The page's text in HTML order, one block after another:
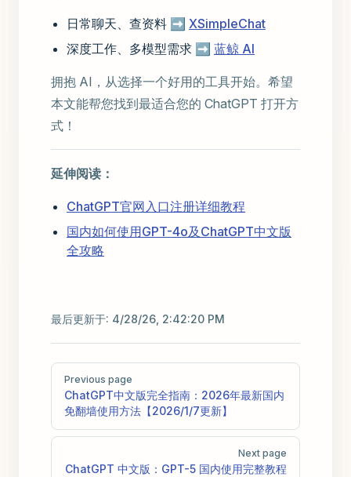
日常聊天、查资料 ➡️ XSimpleChat
深度工作、多模型需求 ➡️ 蓝鲸 AI
拥抱 AI，从选择一个好用的工具开始。希望
本文能帮您找到最适合您的 ChatGPT 打开方
式！
延伸阅读：
ChatGPT官网入口注册详细教程
国内如何使用GPT-4o及ChatGPT中文版
全攻略
最后更新于: 4/28/26, 2:42:20 PM
Pager
Previous page
ChatGPT中文版完全指南：2026年最新国内
免翻墙使用方法【2026/1/7更新】
Next page
ChatGPT 中文版：GPT-5 国内使用完整教程